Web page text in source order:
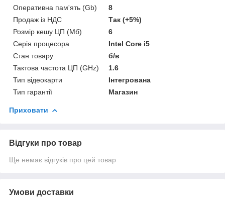
Оперативна пам'ять (Gb)
8
Продаж із НДС
Так (+5%)
Розмір кешу ЦП (Мб)
6
Серія процесора
Intel Core i5
Стан товару
б/в
Тактова частота ЦП (GHz)
1.6
Тип відеокарти
Інтегрована
Тип гарантії
Магазин
Приховати
Відгуки про товар
Ще немає відгуків про цей товар
Умови доставки